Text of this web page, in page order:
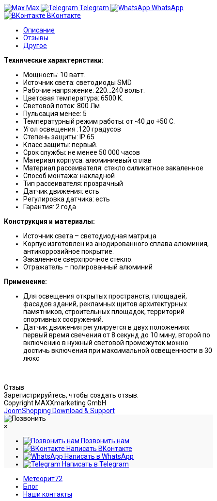
Max
Telegram
WhatsApp
ВКонтакте
Описание
Отзывы
Другое
Технические характеристики:
Мощность: 10 ватт.
Источник света: светодиоды SMD
Рабочие напряжение: 220…240 вольт.
Цветовая температура: 6500 К.
Световой поток: 800 Лм.
Пульсация менее: 5
Температурный режим работы: от -40 до +50 С.
Угол освещения :120 градусов
Степень защиты: IP 65
Класс защиты: первый.
Срок службы: не менее 50 000 часов
Материал корпуса: алюминиевый сплав
Материал рассеивателя: стекло силикатное закаленное
Способ монтажа: накладной
Тип рассеивателя: прозрачный
Датчик движения: есть
Регулировка датчика: есть
Гарантия: 2 года
Конструкция и материалы:
Источник света – светодиодная матрица
Корпус изготовлен из анодированного сплава алюминия,
антикоррозийное покрытие.
Закаленное сверхпрочное стекло.
Отражатель – полированный алюминий
Применение:
Для освещения открытых пространств, площадей,
фасадов зданий, рекламных щитов архитектурных
памятников, строительных площадок, территорий
спортивных сооружений.
Датчик движения регулируется в двух положениях
первый время свечения от 8 секунд до 10 мину, второй по
включению в нужный световой промежуток можно
достичь включения при максимальной освещенности в 30
люкс
Отзыв
Зарегистрируйтесь, чтобы создать отзыв.
Copyright MAXXmarketing GmbH
JoomShopping Download & Support
×
Позвонить нам
Написать ВКонтакте
Написать в WhatsApp
Написать в Telegram
Метеорит72
Блог
Наши контакты